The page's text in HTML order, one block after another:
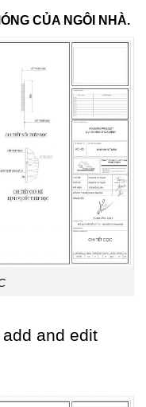
CỦA NGÔI NHÀ.
and edit